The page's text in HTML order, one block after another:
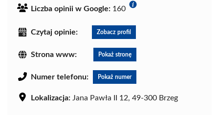
Liczba opinii w Google: 160
Czytaj opinie: Zobacz profil
Strona www: Pokaż stronę
Numer telefonu: Pokaż numer
Lokalizacja: Jana Pawła II 12, 49-300 Brzeg